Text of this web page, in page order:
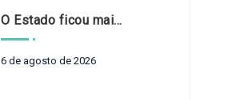
O Estado ficou mais complexo. O controle precisa acompanhar
6 de agosto de 2026